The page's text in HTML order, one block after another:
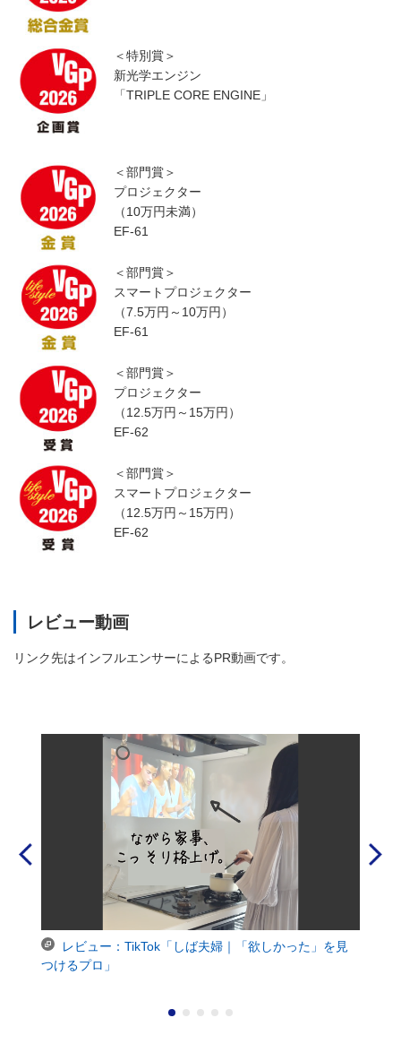
＜特別賞＞
新光学エンジン
「TRIPLE CORE ENGINE」
＜部門賞＞
プロジェクター
（10万円未満）
EF-61
＜部門賞＞
スマートプロジェクター
（7.5万円～10万円）
EF-61
＜部門賞＞
プロジェクター
（12.5万円～15万円）
EF-62
＜部門賞＞
スマートプロジェクター
（12.5万円～15万円）
EF-62
レビュー動画
リンク先はインフルエンサーによるPR動画です。
レビュー：TikTok「しば夫婦｜「欲しかった」を見
つけるプロ」